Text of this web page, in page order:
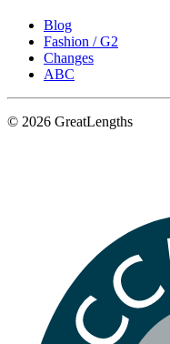
Blog
Fashion / G2
Changes
ABC
© 2026 GreatLengths